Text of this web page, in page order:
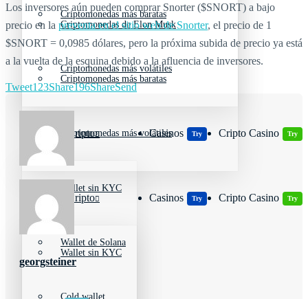
Criptomonedas más baratas
Criptomonedas más volátiles
Wallets Cripto
Wallet sin KYC
Wallet de Solana
Cold wallet
Casinos Try Cripto Casino Try
Criptomonedas de Elon Musk
Criptomonedas más baratas
Criptomonedas más volátiles
Wallets Cripto
Wallet sin KYC
Casinos Try Cripto Casino Try
Los inversores aún pueden comprar Snorter ($SNORT) a bajo
precio en la preventa en el sitio web de Snorter, el precio de 1
$SNORT = 0,0985 dólares, pero la próxima subida de precio ya está
a la vuelta de la esquina debido a la afluencia de inversores.
Tweet123Share196ShareSend
georgsteiner